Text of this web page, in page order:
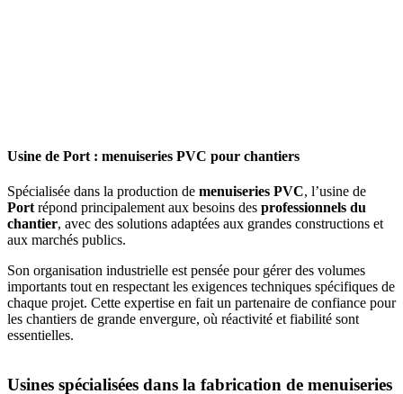
Usine de Port : menuiseries PVC pour chantiers
Spécialisée dans la production de menuiseries PVC, l’usine de
Portrépond principalement aux besoins des professionnels du
chantier, avec des solutions adaptées aux grandes constructions et
aux marchés publics.
Son organisation industrielle est pensée pour gérer des volumes
importants tout en respectant les exigences techniques spécifiques de
chaque projet. Cette expertise en fait un partenaire de confiance pour
les chantiers de grande envergure, où réactivité et fiabilité sont
essentielles.
Usines spécialisées dans la fabrication de menuiseries